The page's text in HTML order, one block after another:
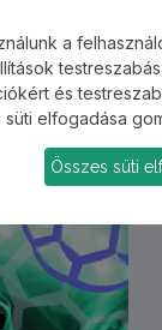
a
és
elfogadása
Összes süti